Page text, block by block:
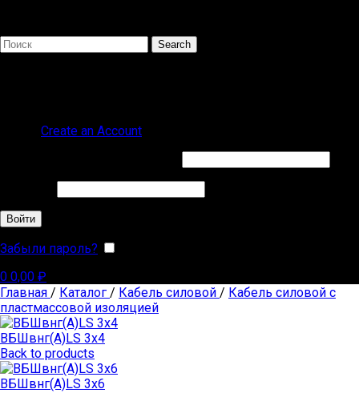
Search
Create an Account
Войти
Забыли пароль?
0 0,00 ₽
Главная / Каталог / Кабель силовой / Кабель силовой с
пластмассовой изоляцией
ВБШвнг(А)LS 3х4
Back to products
ВБШвнг(А)LS 3х6